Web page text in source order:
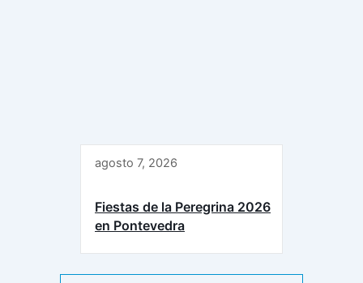
agosto 7, 2026
Fiestas de la Peregrina 2026
en Pontevedra